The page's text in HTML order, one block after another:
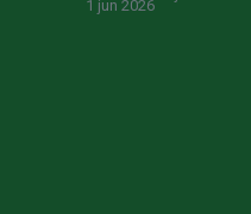
1 jun 2026